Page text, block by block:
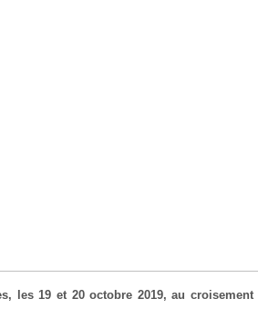
les 19 et 20 octobre 2019, au